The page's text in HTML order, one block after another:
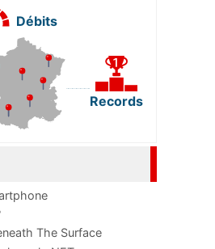
Débits
Records
The Surface